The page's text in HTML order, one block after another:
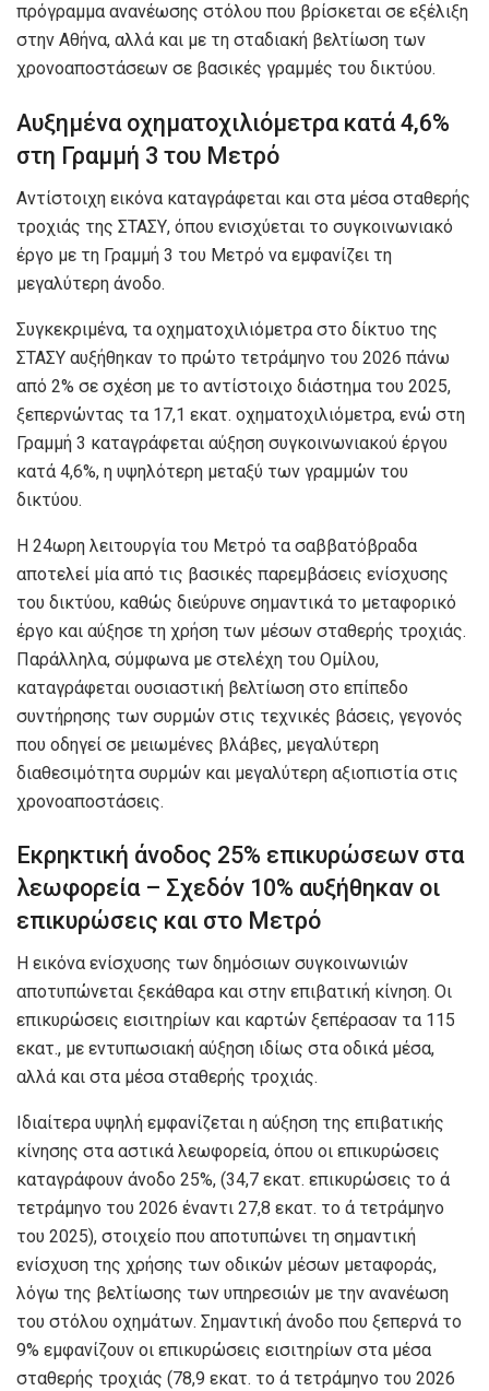
πρόγραμμα ανανέωσης στόλου που βρίσκεται σε εξέλιξη
στην Αθήνα, αλλά και με τη σταδιακή βελτίωση των
χρονοαποστάσεων σε βασικές γραμμές του δικτύου.
Αυξημένα οχηματοχιλιόμετρα κατά 4,6%
στη Γραμμή 3 του Μετρό
Αντίστοιχη εικόνα καταγράφεται και στα μέσα σταθερής
τροχιάς της ΣΤΑΣΥ, όπου ενισχύεται το συγκοινωνιακό
έργο με τη Γραμμή 3 του Μετρό να εμφανίζει τη
μεγαλύτερη άνοδο.
Συγκεκριμένα, τα οχηματοχιλιόμετρα στο δίκτυο της
ΣΤΑΣΥ αυξήθηκαν το πρώτο τετράμηνο του 2026 πάνω
από 2% σε σχέση με το αντίστοιχο διάστημα του 2025,
ξεπερνώντας τα 17,1 εκατ. οχηματοχιλιόμετρα, ενώ στη
Γραμμή 3 καταγράφεται αύξηση συγκοινωνιακού έργου
κατά 4,6%, η υψηλότερη μεταξύ των γραμμών του
δικτύου.
Η 24ωρη λειτουργία του Μετρό τα σαββατόβραδα
αποτελεί μία από τις βασικές παρεμβάσεις ενίσχυσης
του δικτύου, καθώς διεύρυνε σημαντικά το μεταφορικό
έργο και αύξησε τη χρήση των μέσων σταθερής τροχιάς.
Παράλληλα, σύμφωνα με στελέχη του Ομίλου,
καταγράφεται ουσιαστική βελτίωση στο επίπεδο
συντήρησης των συρμών στις τεχνικές βάσεις, γεγονός
που οδηγεί σε μειωμένες βλάβες, μεγαλύτερη
διαθεσιμότητα συρμών και μεγαλύτερη αξιοπιστία στις
χρονοαποστάσεις.
Εκρηκτική άνοδος 25% επικυρώσεων στα
λεωφορεία – Σχεδόν 10% αυξήθηκαν οι
επικυρώσεις και στο Μετρό
Η εικόνα ενίσχυσης των δημόσιων συγκοινωνιών
αποτυπώνεται ξεκάθαρα και στην επιβατική κίνηση. Οι
επικυρώσεις εισιτηρίων και καρτών ξεπέρασαν τα 115
εκατ., με εντυπωσιακή αύξηση ιδίως στα οδικά μέσα,
αλλά και στα μέσα σταθερής τροχιάς.
Ιδιαίτερα υψηλή εμφανίζεται η αύξηση της επιβατικής
κίνησης στα αστικά λεωφορεία, όπου οι επικυρώσεις
καταγράφουν άνοδο 25%, (34,7 εκατ. επικυρώσεις το ά
τετράμηνο του 2026 έναντι 27,8 εκατ. το ά τετράμηνο
του 2025), στοιχείο που αποτυπώνει τη σημαντική
ενίσχυση της χρήσης των οδικών μέσων μεταφοράς,
λόγω της βελτίωσης των υπηρεσιών με την ανανέωση
του στόλου οχημάτων. Σημαντική άνοδο που ξεπερνά το
9% εμφανίζουν οι επικυρώσεις εισιτηρίων στα μέσα
σταθερής τροχιάς (78,9 εκατ. το ά τετράμηνο του 2026